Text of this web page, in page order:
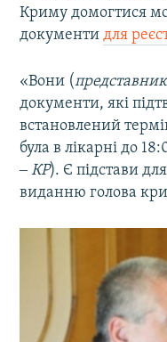
Криму домогтися
документидля
«Вони (
документи, які
встановлений
була в лікарні до
‒ КР). Є підстави
виданню голова